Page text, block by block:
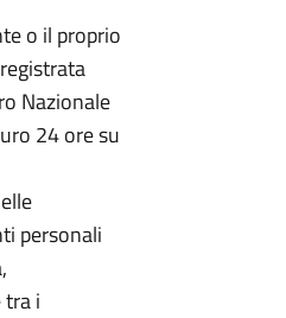
o il proprio
Nazionale
24 ore su
personali
i